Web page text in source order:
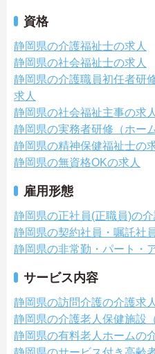
資格
静岡県の介護福祉士の求人
静岡県の社会福祉士の求人
静岡県の介護職員初任者研
求人
静岡県の社会福祉主事の求人
静岡県の実務者研修（ホー
静岡県の精神保健福祉士の
静岡県の無資格OKの求人
雇用形態
静岡県の正社員(正職員)の介
静岡県の契約社員・嘱託社
静岡県の非常勤・パート・
サービス内容
静岡県の訪問介護の介護求人
静岡県の介護老人保健施設
静岡県の有料老人ホームの